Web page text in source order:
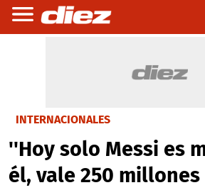
INTERNACIONALES
''Hoy solo Messi es
él, vale 250